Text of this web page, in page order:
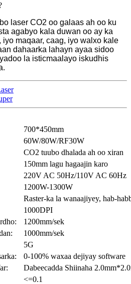
laser CO2 oo galaas ah oo ku
agabyo kala duwan oo ay ka
maqaar, caag, iyo walxo kale
dahaarka lahayn ayaa sidoo
la isticmaalayo iskudhis
700*450mm
60W/80W/RF30W
CO2 tuubo dhalada ah oo xiran
150mm lagu hagaajin karo
220V AC 50Hz/110V AC 60Hz
1200W-1300W
Raster-ka la wanaajiyey, hab-
1000DPI
1200mm/sek
1000mm/sek
5G
0-100% waxaa dejiyay software
Dabeecadda Shiinaha
<=0.1